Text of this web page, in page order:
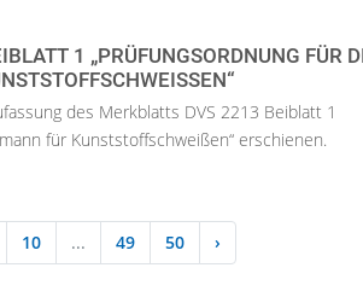
1 „PRÜFUNGSORDNUNG FÜR
des Merkblatts DVS 2213 Beiblatt 1
für Kunststoffschweißen“ erschienen.
10 ... 49 50 ›